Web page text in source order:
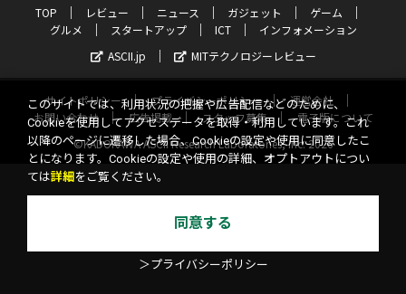
TOP レビュー ニュース ガジェット
ゲーム
グルメ
スタートアップ ICT
インフォメーション
ASCII.jp
MITテクノロジーレビュー
サイトポリシー プライバシーポリシー
運営会社
お問い合わせ
広告掲載 スタッフ募集
電子版について
©KADOKAWA ASCII Research Laboratories, Inc. 2026
このサイトでは、利用状況の把握や広告配信などのために、
Cookieを使用してアクセスデータを取得・利用しています。これ
以降のページに遷移した場合、Cookieの設定や使用に同意したこ
とになります。Cookieの設定や使用の詳細、オプトアウトについ
ては詳細 をご覧ください。
同意する
＞プライバシーポリシー